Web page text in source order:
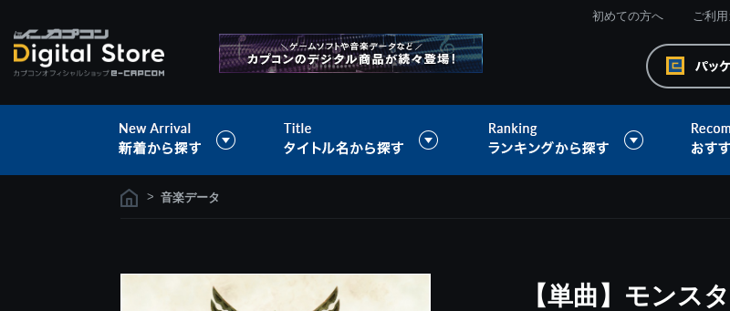
初めての方へ ご利
> 音楽データ
【単曲】モンス